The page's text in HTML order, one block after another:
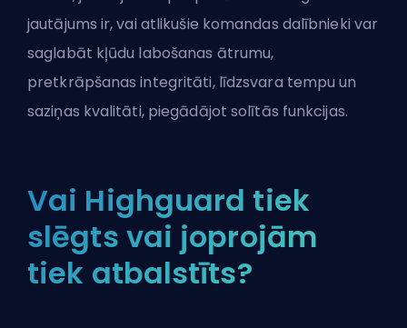
jautājums ir, vai atlikušie komandas dalībnieki var
saglabāt kļūdu labošanas ātrumu,
pretkrāpšanas integritāti, līdzsvara tempu un
saziņas kvalitāti, piegādājot solītās funkcijas.
Vai Highguard tiek
slēgts vai joprojām
tiek atbalstīts?